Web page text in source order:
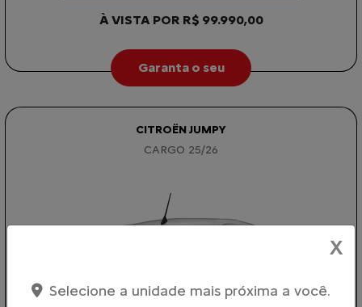
À VISTA POR R$ 99.990,00
Garanta o seu
CITROËN JUMPY
CARGO 25/26
X
Selecione a unidade mais próxima a você.